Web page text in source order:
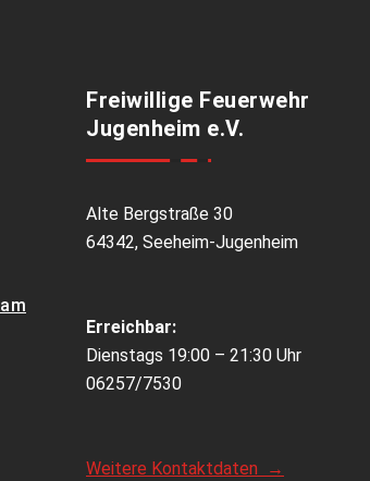
Freiwillige Feuerwehr
Jugenheim e.V.
Alte Bergstraße 30
64342, Seeheim-Jugenheim
Erreichbar:
Dienstags 19:00 – 21:30 Uhr
06257/7530
Weitere Kontaktdaten →